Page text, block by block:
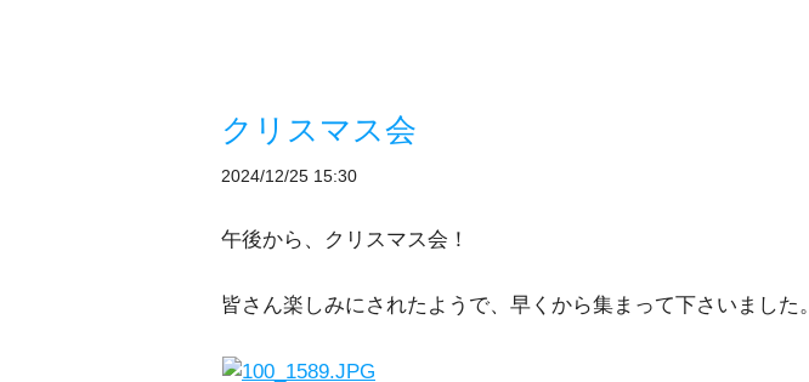
クリスマス会
2024/12/25 15:30
午後から、クリスマス会！
皆さん楽しみにされたようで、早くから集まって下さいました。